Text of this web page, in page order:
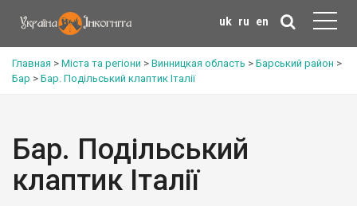
uk ru en
Главная > Міста та регіони > Винницкая область > Барський район >
Бар > Бар. Подільський клаптик Італії
Бар. Подільський
клаптик Італії